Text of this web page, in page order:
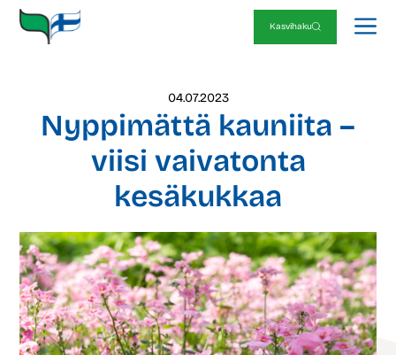
Siirry
sisältöön
Kasvihaku
04.07.2023
Nyppimättä kauniita –
viisi vaivatonta
kesäkukkaa